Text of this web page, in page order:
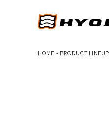
HOME - PRODUCT LINEUP